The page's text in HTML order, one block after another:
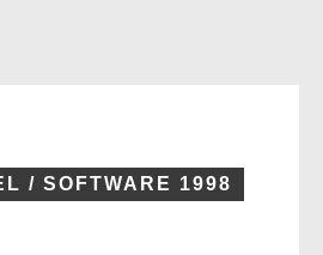
/ SOFTWARE 1998